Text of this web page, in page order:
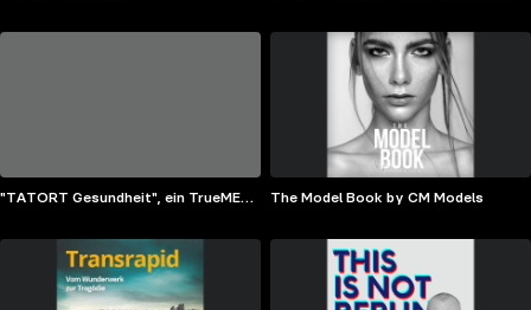
"TATORT Gesundheit", ein TrueMED
The Model Book by CM Models